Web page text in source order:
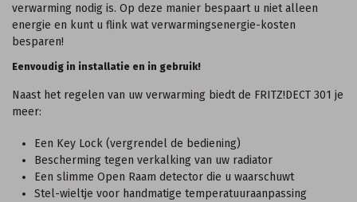
verwarming nodig is. Op deze manier bespaart u niet alleen
energie en kunt u flink wat verwarmingsenergie-kosten
besparen!
Eenvoudig in installatie en in gebruik!
Naast het regelen van uw verwarming biedt de FRITZ!DECT 301 je
meer:
Een Key Lock (vergrendel de bediening)
Bescherming tegen verkalking van uw radiator
Een slimme Open Raam detector die u waarschuwt
Stel-wieltje voor handmatige temperatuuraanpassing